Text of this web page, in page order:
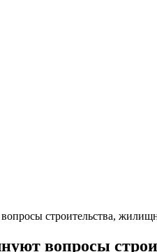
строительства,
вопросы